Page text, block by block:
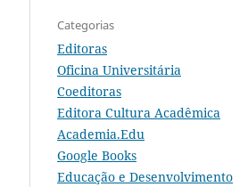
Categorias
Editoras
Oficina Universitária
Coeditoras
Editora Cultura Acadêmica
Academia.Edu
Google Books
Educação e Desenvolvimento